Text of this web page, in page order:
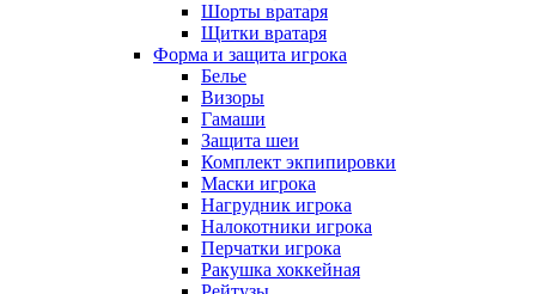
Шорты вратаря
Щитки вратаря
Форма и защита игрока
Белье
Визоры
Гамаши
Защита шеи
Комплект экпипировки
Маски игрока
Нагрудник игрока
Налокотники игрока
Перчатки игрока
Ракушка хоккейная